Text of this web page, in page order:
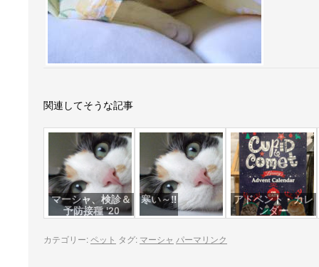
関連してそうな記事
マーシャ、検診＆
予防接種 '20
寒い～‼
アドベント・カレ
ンダー
カテゴリー:ペット タグ: マーシャ パーマリンク